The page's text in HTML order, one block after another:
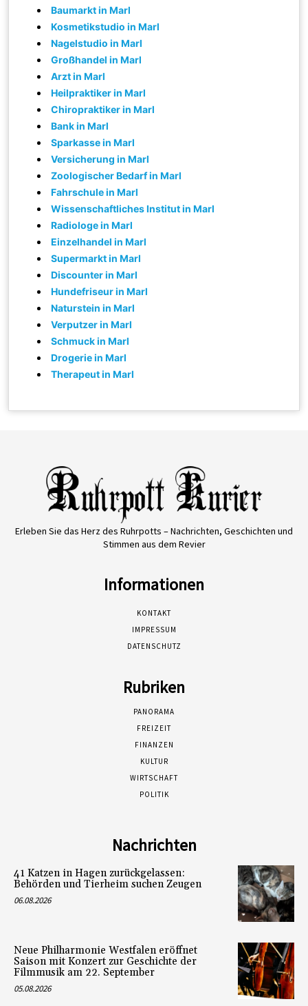
Baumarkt in Marl
Kosmetikstudio in Marl
Nagelstudio in Marl
Großhandel in Marl
Arzt in Marl
Heilpraktiker in Marl
Chiropraktiker in Marl
Bank in Marl
Sparkasse in Marl
Versicherung in Marl
Zoologischer Bedarf in Marl
Fahrschule in Marl
Wissenschaftliches Institut in Marl
Radiologe in Marl
Einzelhandel in Marl
Supermarkt in Marl
Discounter in Marl
Hundefriseur in Marl
Naturstein in Marl
Verputzer in Marl
Schmuck in Marl
Drogerie in Marl
Therapeut in Marl
Erleben Sie das Herz des Ruhrpotts – Nachrichten, Geschichten und
Stimmen aus dem Revier
Informationen
KONTAKT
IMPRESSUM
DATENSCHUTZ
Rubriken
PANORAMA
FREIZEIT
FINANZEN
KULTUR
WIRTSCHAFT
POLITIK
Nachrichten
41 Katzen in Hagen zurückgelassen:
Behörden und Tierheim suchen Zeugen
06.08.2026
Neue Philharmonie Westfalen eröffnet
Saison mit Konzert zur Geschichte der
Filmmusik am 22. September
05.08.2026